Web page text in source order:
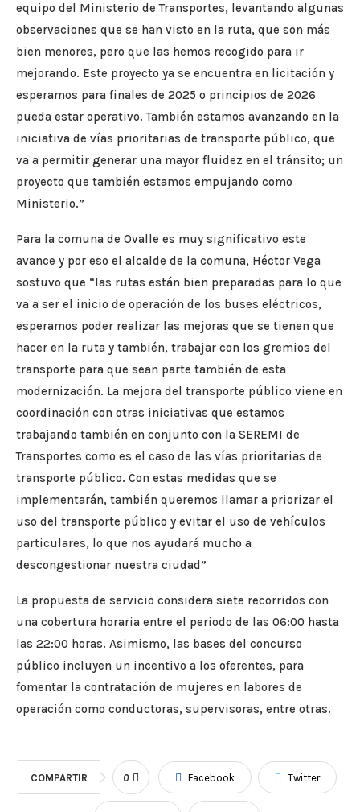
equipo del Ministerio de Transportes, levantando algunas
observaciones que se han visto en la ruta, que son más
bien menores, pero que las hemos recogido para ir
mejorando. Este proyecto ya se encuentra en licitación y
esperamos para finales de 2025 o principios de 2026
pueda estar operativo. También estamos avanzando en la
iniciativa de vías prioritarias de transporte público, que
va a permitir generar una mayor fluidez en el tránsito; un
proyecto que también estamos empujando como
Ministerio.”
Para la comuna de Ovalle es muy significativo este
avance y por eso el alcalde de la comuna, Héctor Vega
sostuvo que “las rutas están bien preparadas para lo que
va a ser el inicio de operación de los buses eléctricos,
esperamos poder realizar las mejoras que se tienen que
hacer en la ruta y también, trabajar con los gremios del
transporte para que sean parte también de esta
modernización. La mejora del transporte público viene en
coordinación con otras iniciativas que estamos
trabajando también en conjunto con la SEREMI de
Transportes como es el caso de las vías prioritarias de
transporte público. Con estas medidas que se
implementarán, también queremos llamar a priorizar el
uso del transporte público y evitar el uso de vehículos
particulares, lo que nos ayudará mucho a
descongestionar nuestra ciudad”
La propuesta de servicio considera siete recorridos con
una cobertura horaria entre el periodo de las 06:00 hasta
las 22:00 horas. Asimismo, las bases del concurso
público incluyen un incentivo a los oferentes, para
fomentar la contratación de mujeres en labores de
operación como conductoras, supervisoras, entre otras.
COMPARTIR 0 Facebook Twitter